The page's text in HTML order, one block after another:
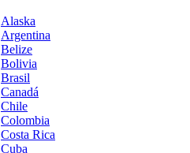
Alaska
Argentina
Belize
Bolivia
Brasil
Canadá
Chile
Colombia
Costa Rica
Cuba